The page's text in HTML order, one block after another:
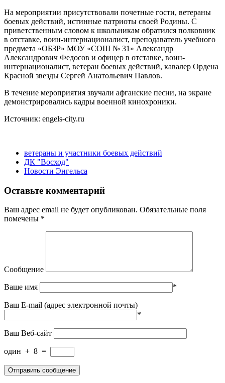
На мероприятии присутствовали почетные гости, ветераны
боевых действий, истинные патриоты своей Родины. С
приветственным словом к школьникам обратился полковник
в отставке, воин-интернационалист, преподаватель учебного
предмета «ОБЗР» МОУ «СОШ № 31» Александр
Александрович Федосов и офицер в отставке, воин-
интернационалист, ветеран боевых действий, кавалер Ордена
Красной звезды Сергей Анатольевич Павлов.
В течение мероприятия звучали афганские песни, на экране
демонстрировались кадры военной кинохроники.
Источник: engels-city.ru
ветераны и участники боевых действий
ДК "Восход"
Новости Энгельса
Оставьте комментарий
Ваш адрес email не будет опубликован. Обязательные поля
помечены *
Сообщение
Ваше имя *
Ваш E-mail (адрес электронной почты)
*
Ваш Веб-сайт
один + 8 =